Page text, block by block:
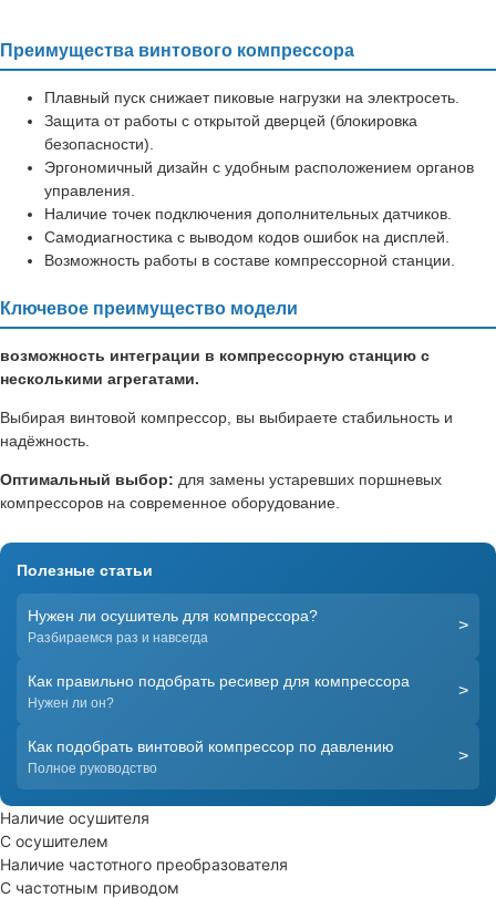
Преимущества винтового компрессора
Плавный пуск снижает пиковые нагрузки на электросеть.
Защита от работы с открытой дверцей (блокировка
безопасности).
Эргономичный дизайн с удобным расположением органов
управления.
Наличие точек подключения дополнительных датчиков.
Самодиагностика с выводом кодов ошибок на дисплей.
Возможность работы в составе компрессорной станции.
Ключевое преимущество модели
возможность интеграции в компрессорную станцию с
несколькими агрегатами.
Выбирая винтовой компрессор, вы выбираете стабильность и
надёжность.
Оптимальный выбор: для замены устаревших поршневых
компрессоров на современное оборудование.
Полезные статьи
Нужен ли осушитель для компрессора?
Разбираемся раз и навсегда
>
Как правильно подобрать ресивер для компрессора
Нужен ли он?
>
Как подобрать винтовой компрессор по давлению
Полное руководство
>
Наличие осушителя
С осушителем
Наличие частотного преобразователя
С частотным приводом